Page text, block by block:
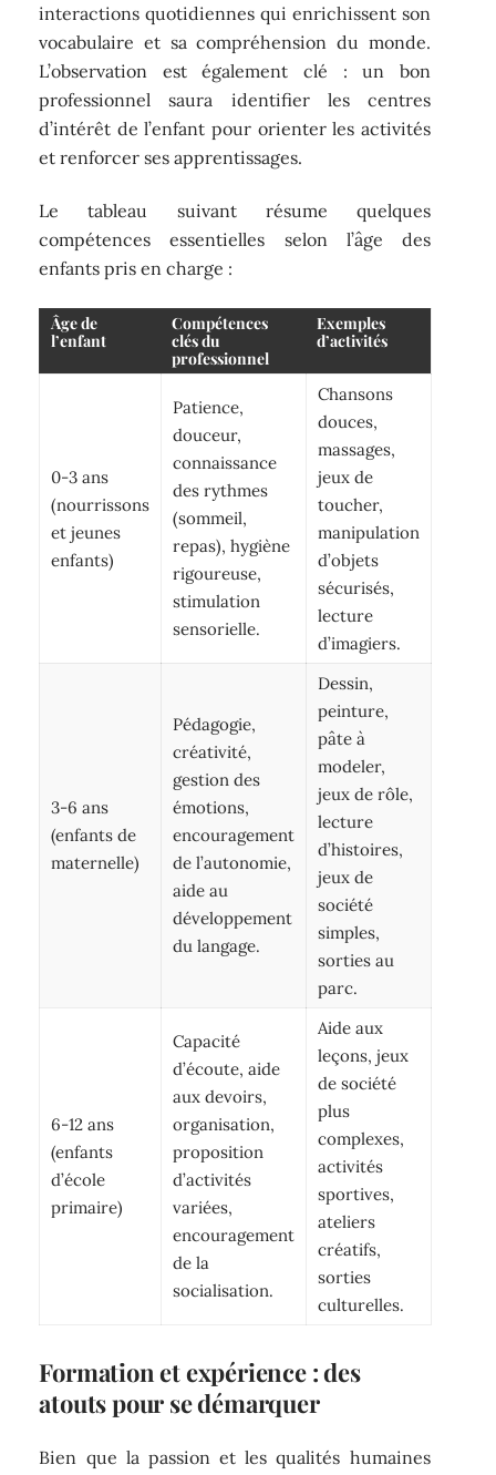
interactions quotidiennes qui enrichissent son
vocabulaire et sa compréhension du monde.
L’observation est également clé : un bon
professionnel saura identifier les centres
d’intérêt de l’enfant pour orienter les activités
et renforcer ses apprentissages.
Le tableau suivant résume quelques
compétences essentielles selon l’âge des
enfants pris en charge :
Âge de
l’enfant
Compétences
clés du
professionnel
Exemples
d’activités
0-3 ans
(nourrissons
et jeunes
enfants)
Patience,
douceur,
connaissance
des rythmes
(sommeil,
repas), hygiène
rigoureuse,
stimulation
sensorielle.
Chansons
douces,
massages,
jeux de
toucher,
manipulation
d’objets
sécurisés,
lecture
d’imagiers.
3-6 ans
(enfants de
maternelle)
Pédagogie,
créativité,
gestion des
émotions,
encouragement
de l’autonomie,
aide au
développement
du langage.
Dessin,
peinture,
pâte à
modeler,
jeux de rôle,
lecture
d’histoires,
jeux de
société
simples,
sorties au
parc.
6-12 ans
(enfants
d’école
primaire)
Capacité
d’écoute, aide
aux devoirs,
organisation,
proposition
d’activités
variées,
encouragement
de la
socialisation.
Aide aux
leçons, jeux
de société
plus
complexes,
activités
sportives,
ateliers
créatifs,
sorties
culturelles.
Formation et expérience : des
atouts pour se démarquer
Bien que la passion et les qualités humaines